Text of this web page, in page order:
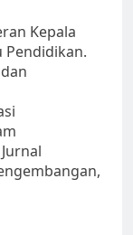
Kepala
Pendidikan.